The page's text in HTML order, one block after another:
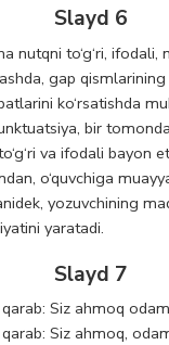
Slayd 6
nutqni to‘g‘ri, ifodali,
gap
ko‘rsatishda
bir
va ifodali bayon
o‘quvchiga
yozuvchining
yaratadi.
Slayd 7
Siz ahmoq
Siz ahmoq,